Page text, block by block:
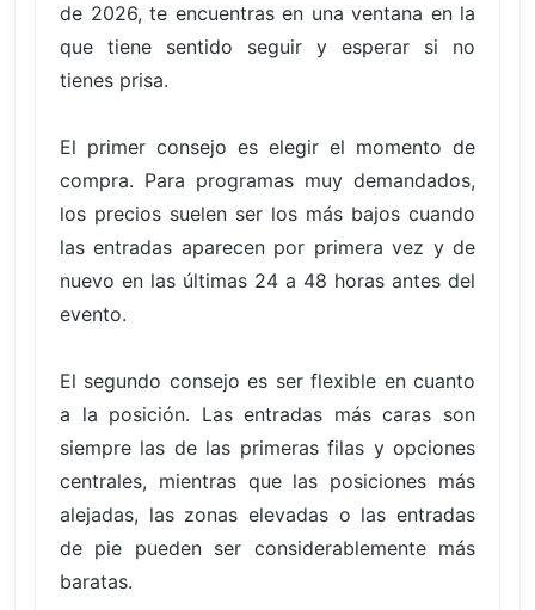
de 2026, te encuentras en una ventana en la
que tiene sentido seguir y esperar si no
tienes prisa.
El primer consejo es elegir el momento de
compra. Para programas muy demandados,
los precios suelen ser los más bajos cuando
las entradas aparecen por primera vez y de
nuevo en las últimas 24 a 48 horas antes del
evento.
El segundo consejo es ser flexible en cuanto
a la posición. Las entradas más caras son
siempre las de las primeras filas y opciones
centrales, mientras que las posiciones más
alejadas, las zonas elevadas o las entradas
de pie pueden ser considerablemente más
baratas.